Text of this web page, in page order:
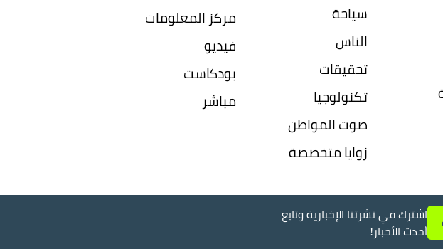
سياحة
الناس
تحقيقات
تكنولوجيا
صوت المواطن
زوايا متخصصة
مركز المعلومات
فيديو
بودكاست
مباشر
اشترك في نشرتنا الإخبارية وتابع
أحدث الأخبار!